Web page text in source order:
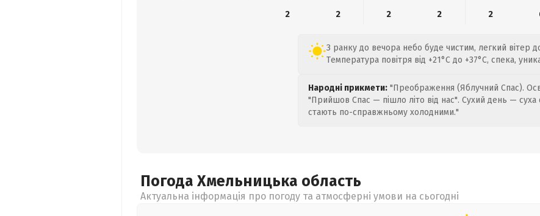
2
2 2 2 2
З ранку до вечора небо буде чистим, легкий вітер
Температура повітря від +21°C до +37°C, спека,
Народні прикмети: "Преображення (Яблучний Спас).
"Прийшов Спас — пішло літо від нас". Сухий день — суха
стають по-справжньому холодними."
Погода Хмельницька область
Актуальна інформація про погоду та атмосферні умови на сьогодні